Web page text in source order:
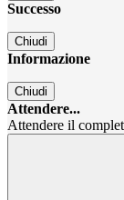
Successo
Chiudi
Informazione
Chiudi
Attendere...
Attendere il